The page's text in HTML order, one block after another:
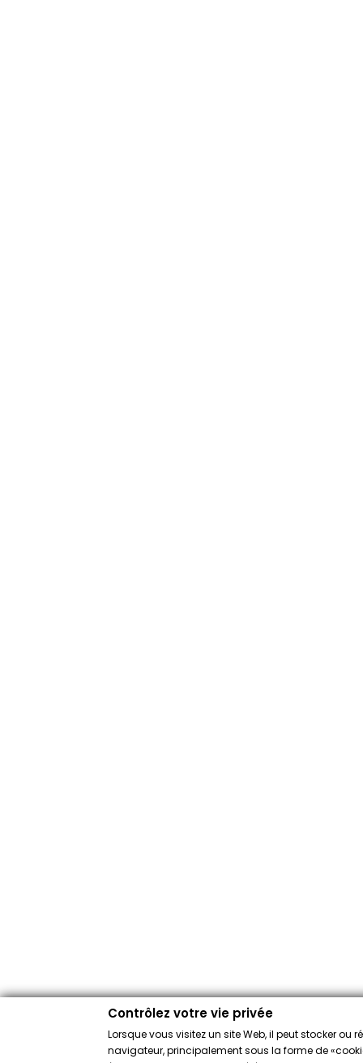
Contrôlez votre vie privée
Lorsque vous visitez un site Web, il peut stocker ou
navigateur, principalement sous la forme de